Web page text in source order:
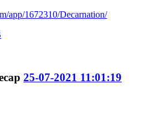
app/1672310/Decarnation/
25-07-2021 11:01:19